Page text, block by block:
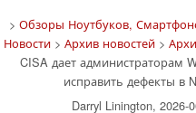
> Обзоры Ноутбуков,
Новости> Архив новостей>
CISA дает администраторам
исправить дефекты в
Darryl Linington, 2026-